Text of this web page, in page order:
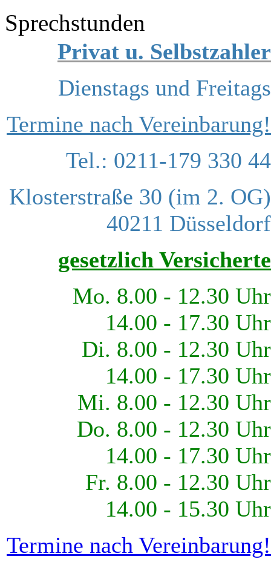
Sprechstunden
Privat u. Selbstzahler
Dienstags und Freitags
Termine nach Vereinbarung!
Tel.: 0211-179 330 44
Klosterstraße 30 (im 2. OG)
40211 Düsseldorf
gesetzlich Versicherte
Mo. 8.00 - 12.30 Uhr
14.00 - 17.30 Uhr
Di. 8.00 - 12.30 Uhr
14.00 - 17.30 Uhr
Mi. 8.00 - 12.30 Uhr
Do. 8.00 - 12.30 Uhr
14.00 - 17.30 Uhr
Fr. 8.00 - 12.30 Uhr
14.00 - 15.30 Uhr
Termine nach Vereinbarung!